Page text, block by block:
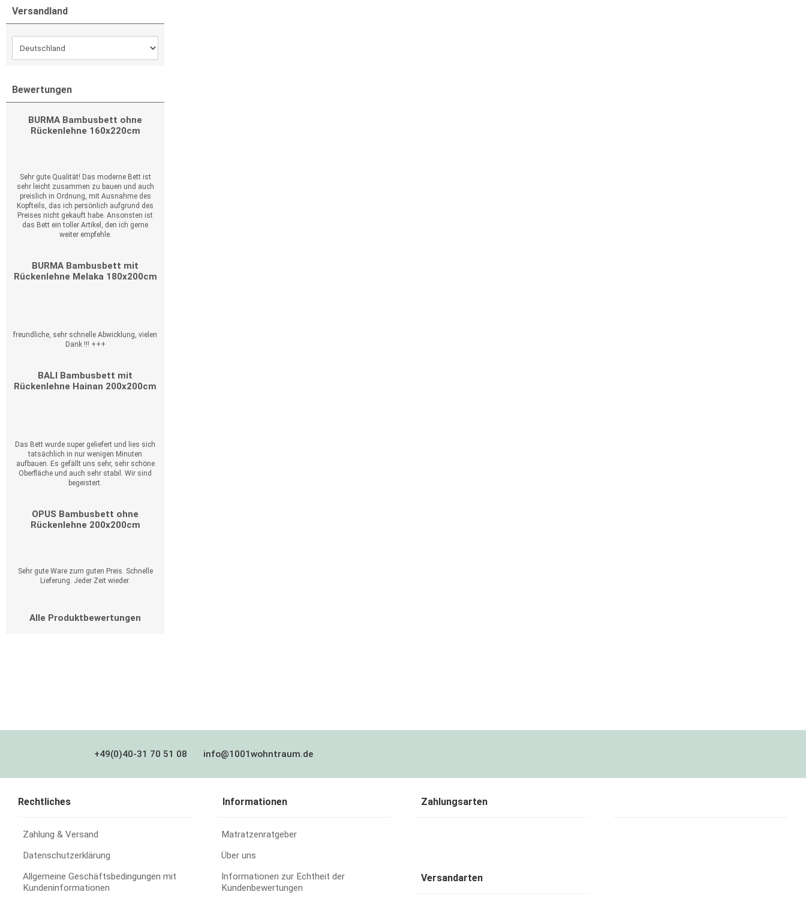
Versandland
Bewertungen
BURMA Bambusbett ohne
Rückenlehne 160x220cm
Sehr gute Qualität! Das moderne Bett ist
sehr leicht zusammen zu bauen und auch
preislich in Ordnung, mit Ausnahme des
Kopfteils, das ich persönlich aufgrund des
Preises nicht gekauft habe. Ansonsten ist
das Bett ein toller Artikel, den ich gerne
weiter empfehle.
BURMA Bambusbett mit
Rückenlehne Melaka 180x200cm
freundliche, sehr schnelle Abwicklung, vielen
Dank !!! +++
BALI Bambusbett mit
Rückenlehne Hainan 200x200cm
Das Bett wurde super geliefert und lies sich
tatsächlich in nur wenigen Minuten
aufbauen. Es gefällt uns sehr, sehr schöne
Oberfläche und auch sehr stabil. Wir sind
begeistert.
OPUS Bambusbett ohne
Rückenlehne 200x200cm
Sehr gute Ware zum guten Preis. Schnelle
Lieferung. Jeder Zeit wieder.
Alle Produktbewertungen
+49(0)40-31 70 51 08 info@1001wohntraum.de
Rechtliches
Zahlung & Versand
Datenschutzerklärung
Allgemeine Geschäftsbedingungen mit
Kundeninformationen
Informationen
Matratzenratgeber
Über uns
Informationen zur Echtheit der
Kundenbewertungen
Zahlungsarten
Versandarten